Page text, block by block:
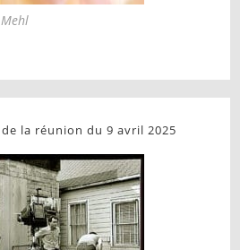
la réunion du 9 avril 2025